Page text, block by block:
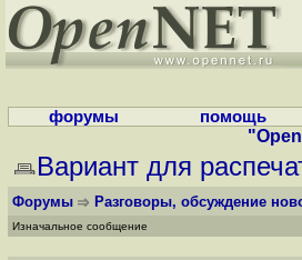
форумы помощь
Вариант для
Форумы Разговоры, обсуждение
Изначальное сообщение